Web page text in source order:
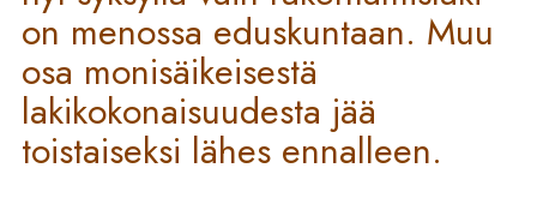
on menossa eduskuntaan. Muu
osa monisäikeisestä
lakikokonaisuudesta jää
toistaiseksi lähes ennalleen.